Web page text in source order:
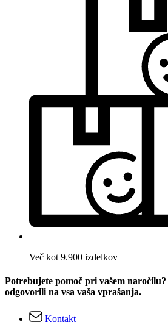
Več kot 9.900 izdelkov
Potrebujete pomoč pri vašem
odgovorili na vsa vaša vprašanja.
Kontakt